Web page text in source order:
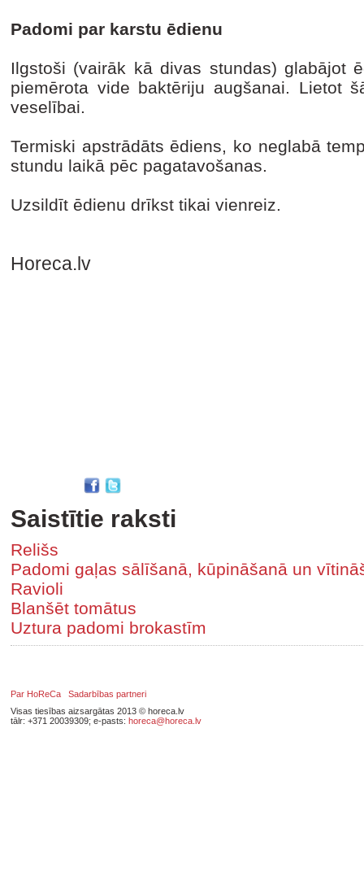
Padomi par karstu ēdienu
Ilgstoši (vairāk kā divas stundas) glabājot
piemērota vide baktēriju augšanai. Lietot
veselībai.
Termiski apstrādāts ēdiens, ko neglabā
stundu laikā pēc pagatavošanas.
Uzsildīt ēdienu drīkst tikai vienreiz.
Horeca.lv
Saistītie raksti
Relišs
Padomi gaļas sālīšanā, kūpināšanā un
Ravioli
Blanšēt tomātus
Uztura padomi brokastīm
Par HoReCa
Sadarbības partneri
Visas tiesības aizsargātas 2013 © horeca.lv
tālr: +371 20039309; e-pasts: horeca@horeca.lv